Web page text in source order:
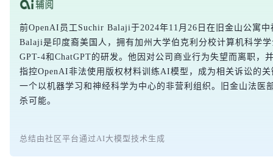
前OpenAI员工Suchir Balaji于2024年11月26日在旧金山公寓
Balaji是印度裔美国人，拥有加州大学伯克利分校计算机科学
GPT-4和ChatGPT的研发。他因对公司商业行为失望而离职，
指控OpenAI非法使用版权材料训练AI模型，成为相关诉讼的
一个以机器学习和神经科学为中心的非营利组织。旧金山法医
杀可能。
总结由社区平台通过AI大模型技术生成